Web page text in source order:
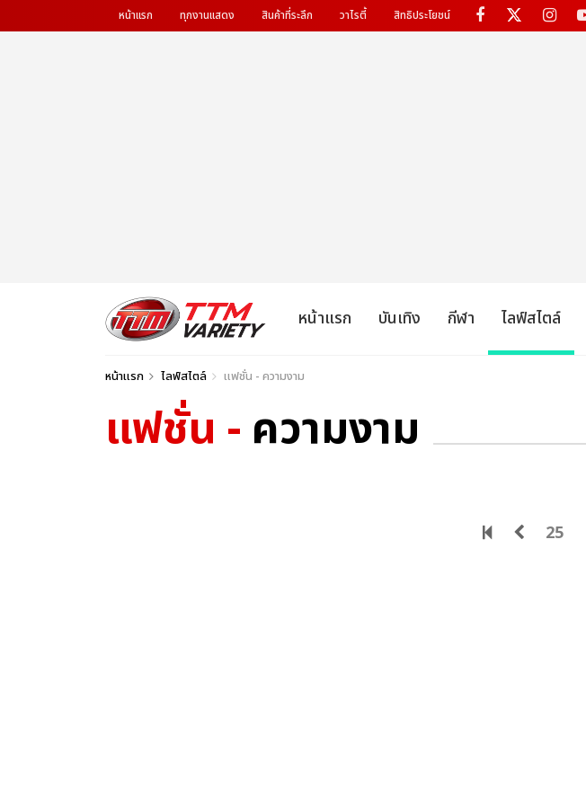
หน้าแรก ทุกงานแสดง สินค้าที่ระลึก วาไรตี้ สิทธิประโยชน์
หน้าแรก บันเทิง กีฬา ไลฟ์สไตล์
หน้าแรก ไลฟ์สไตล์ แฟชั่น - ความงาม
แฟชั่น - ความงาม
25